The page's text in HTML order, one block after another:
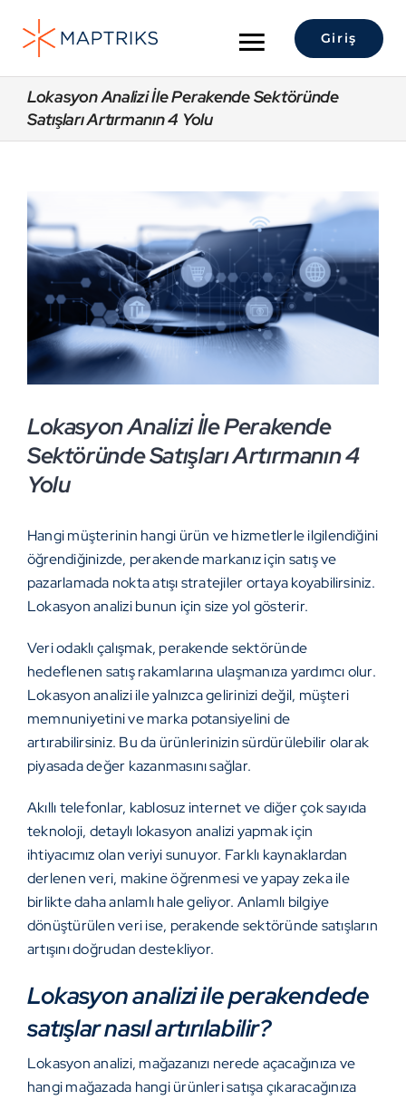
content
Toggle
Navigation
Hakkımızda
Çözümler
Sektörler
Giriş
Lokasyon Analizi İle Perakende Sektöründe
Satışları Artırmanın 4 Yolu
View
Larger
Image
Lokasyon Analizi İle Perakende
Sektöründe Satışları Artırmanın 4
Yolu
Hangi müşterinin hangi ürün ve hizmetlerle ilgilendiğini
öğrendiğinizde, perakende markanız için satış ve
pazarlamada nokta atışı stratejiler ortaya koyabilirsiniz.
Lokasyon analizi bunun için size yol gösterir.
Veri odaklı çalışmak, perakende sektöründe
hedeflenen satış rakamlarına ulaşmanıza yardımcı olur.
Lokasyon analizi ile yalnızca gelirinizi değil, müşteri
memnuniyetini ve marka potansiyelini de
artırabilirsiniz. Bu da ürünlerinizin sürdürülebilir olarak
piyasada değer kazanmasını sağlar.
Akıllı telefonlar, kablosuz internet ve diğer çok sayıda
teknoloji, detaylı lokasyon analizi yapmak için
ihtiyacımız olan veriyi sunuyor. Farklı kaynaklardan
derlenen veri, makine öğrenmesi ve yapay zeka ile
birlikte daha anlamlı hale geliyor. Anlamlı bilgiye
dönüştürülen veri ise, perakende sektöründe satışların
artışını doğrudan destekliyor.
Lokasyon analizi ile perakendede
satışlar nasıl artırılabilir?
Lokasyon analizi, mağazanızı nerede açacağınıza ve
hangi mağazada hangi ürünleri satışa çıkaracağınıza